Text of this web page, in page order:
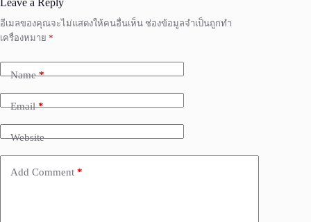
อีเมลของคุณจะไม่แสดงให้คนอื่นเห็น ช่องข้อมูลจำเป็นถูกทำ
เครื่องหมาย *
Name*
Email*
Website
Add Comment *